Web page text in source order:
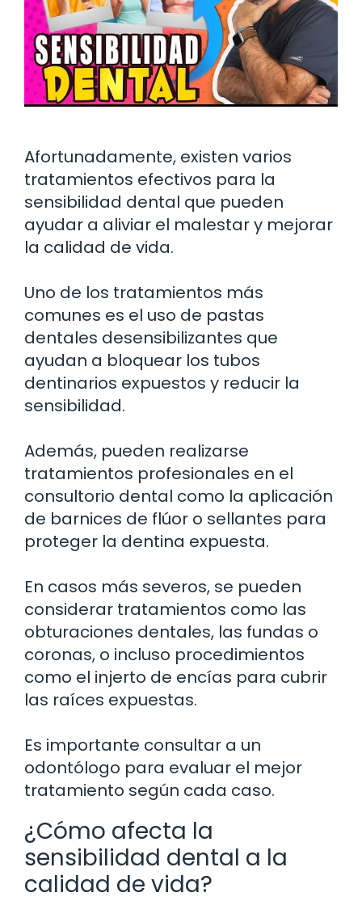
Afortunadamente, existen varios
tratamientos efectivos para la
sensibilidad dental que pueden
ayudar a aliviar el malestar y mejorar
la calidad de vida.
Uno de los tratamientos más
comunes es el uso de pastas
dentales desensibilizantes que
ayudan a bloquear los tubos
dentinarios expuestos y reducir la
sensibilidad.
Además, pueden realizarse
tratamientos profesionales en el
consultorio dental como la aplicación
de barnices de flúor o sellantes para
proteger la dentina expuesta.
En casos más severos, se pueden
considerar tratamientos como las
obturaciones dentales, las fundas o
coronas, o incluso procedimientos
como el injerto de encías para cubrir
las raíces expuestas.
Es importante consultar a un
odontólogo para evaluar el mejor
tratamiento según cada caso.
¿Cómo afecta la
sensibilidad dental a la
calidad de vida?